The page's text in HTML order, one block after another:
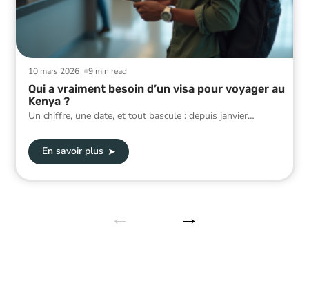
9 min read
10 mars 2026
Qui a vraiment besoin d’un visa pour voyager au
Kenya ?
Un chiffre, une date, et tout bascule : depuis janvier…
En savoir plus